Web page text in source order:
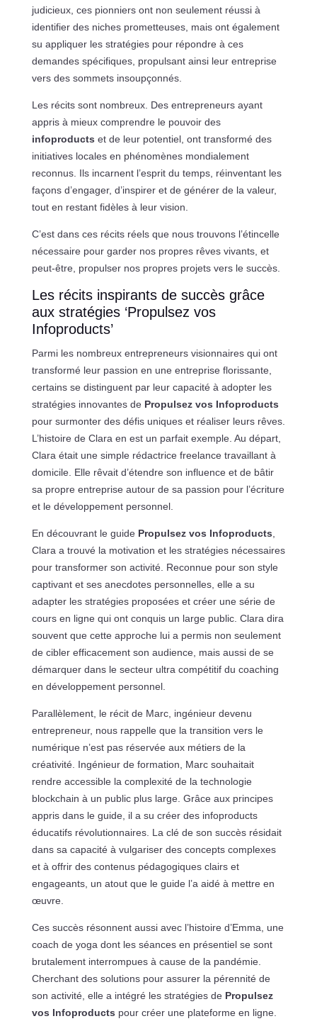
judicieux, ces pionniers ont non seulement réussi à
identifier des niches prometteuses, mais ont également
su appliquer les stratégies pour répondre à ces
demandes spécifiques, propulsant ainsi leur entreprise
vers des sommets insoupçonnés.
Les récits sont nombreux. Des entrepreneurs ayant
appris à mieux comprendre le pouvoir des
infoproducts et de leur potentiel, ont transformé des
initiatives locales en phénomènes mondialement
reconnus. Ils incarnent l’esprit du temps, réinventant les
façons d’engager, d’inspirer et de générer de la valeur,
tout en restant fidèles à leur vision.
C’est dans ces récits réels que nous trouvons l’étincelle
nécessaire pour garder nos propres rêves vivants, et
peut-être, propulser nos propres projets vers le succès.
Les récits inspirants de succès grâce
aux stratégies ‘Propulsez vos
Infoproducts’
Parmi les nombreux entrepreneurs visionnaires qui ont
transformé leur passion en une entreprise florissante,
certains se distinguent par leur capacité à adopter les
stratégies innovantes de Propulsez vos Infoproducts
pour surmonter des défis uniques et réaliser leurs rêves.
L’histoire de Clara en est un parfait exemple. Au départ,
Clara était une simple rédactrice freelance travaillant à
domicile. Elle rêvait d’étendre son influence et de bâtir
sa propre entreprise autour de sa passion pour l’écriture
et le développement personnel.
En découvrant le guide Propulsez vos Infoproducts
Clara a trouvé la motivation et les stratégies nécessaires
pour transformer son activité. Reconnue pour son style
captivant et ses anecdotes personnelles, elle a su
adapter les stratégies proposées et créer une série de
cours en ligne qui ont conquis un large public. Clara dira
souvent que cette approche lui a permis non seulement
de cibler efficacement son audience, mais aussi de se
démarquer dans le secteur ultra compétitif du coaching
en développement personnel.
Parallèlement, le récit de Marc, ingénieur devenu
entrepreneur, nous rappelle que la transition vers le
numérique n’est pas réservée aux métiers de la
créativité. Ingénieur de formation, Marc souhaitait
rendre accessible la complexité de la technologie
blockchain à un public plus large. Grâce aux principes
appris dans le guide, il a su créer des infoproducts
éducatifs révolutionnaires. La clé de son succès résidait
dans sa capacité à vulgariser des concepts complexes
et à offrir des contenus pédagogiques clairs et
engageants, un atout que le guide l’a aidé à mettre en
œuvre.
Ces succès résonnent aussi avec l’histoire d’Emma, une
coach de yoga dont les séances en présentiel se sont
brutalement interrompues à cause de la pandémie.
Cherchant des solutions pour assurer la pérennité de
son activité, elle a intégré les stratégies de Propulsez
vos Infoproducts pour créer une plateforme en ligne.